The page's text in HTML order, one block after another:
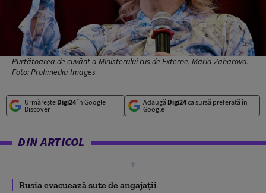
Purtătoarea de cuvânt a Ministerului rus de Externe, Maria Zaharova.
Foto: Profimedia Images
Urmărește Digi24în Google
Discover
Adaugă Digi24ca sursă preferată în
Google
DIN ARTICOL
Rusia evacuează sute de angajații